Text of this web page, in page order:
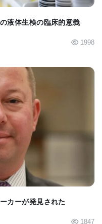
キソソームのインテ
伝子の発現を増加さ
インテグリンが単に
と強力な役割を担って
ている｡
ください
Fifth
Vesicles
Rotterdam
液体生検の臨床的意義
1998
JP
カーが発見された
1847